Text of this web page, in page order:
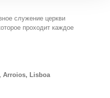
служение церкви
проходит каждое
Arroios, Lisboa